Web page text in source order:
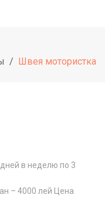
Швея мотористка
в неделю по 3
Цена